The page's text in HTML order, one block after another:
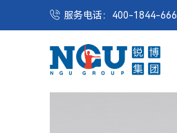
服务电话：400-1844-666